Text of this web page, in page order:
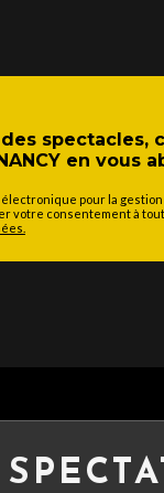
NANCY en
pour la
votre consentement à